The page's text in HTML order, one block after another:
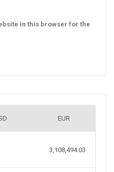
in this browser for the
EUR
3,108,494.03